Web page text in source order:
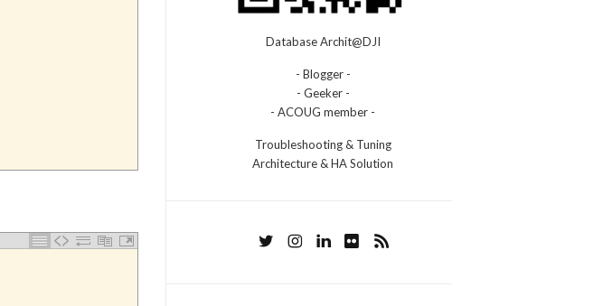
Database Archit@DJI
- Blogger -
- Geeker -
- ACOUG member -
Troubleshooting & Tuning
Architecture & HA Solution